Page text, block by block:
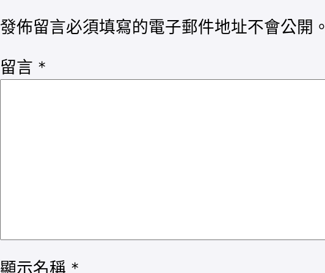
發佈留言必須填寫的電子郵件地址不會公開。
留言 *
顯示名稱 *